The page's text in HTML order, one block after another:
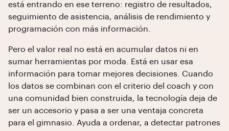
está entrando en ese terreno: registro de resultados,
seguimiento de asistencia, análisis de rendimiento y
programación con más información.
Pero el valor real no está en acumular datos ni en
sumar herramientas por moda. Está en usar esa
información para tomar mejores decisiones. Cuando
los datos se combinan con el criterio del coach y con
una comunidad bien construida, la tecnología deja de
ser un accesorio y pasa a ser una ventaja concreta
para el gimnasio. Ayuda a ordenar, a detectar patrones